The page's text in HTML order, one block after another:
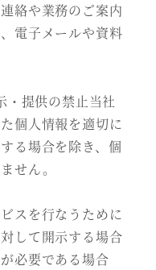
絡や業務のご案内
電子メールや資料
・提供の禁止当社
個人情報を適切に
る場合を除き、個
せん。
スを行なうために
して開示する場合
必要である場合